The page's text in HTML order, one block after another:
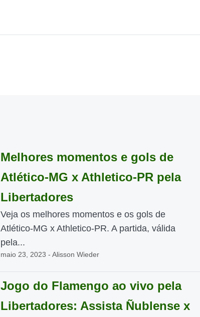
Melhores momentos e gols de
Atlético-MG x Athletico-PR pela
Libertadores
Veja os melhores momentos e os gols de
Atlético-MG x Athletico-PR. A partida, válida
pela...
maio 23, 2023 - Alisson Wieder
Jogo do Flamengo ao vivo pela
Libertadores: Assista Ñublense x